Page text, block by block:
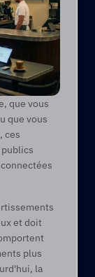
que vous
ces
et doit
plus
la